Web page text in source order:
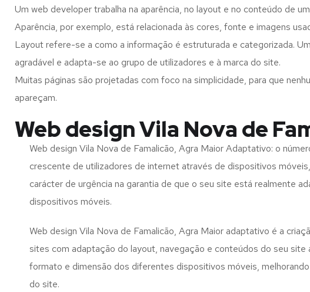
Um web developer trabalha na aparência, no layout e no conteúdo de
Aparência, por exemplo, está relacionada às cores, fonte e imagens
Layout refere-se a como a informação é estruturada e categorizada.
agradável e adapta-se ao grupo de utilizadores e à marca do site.
Muitas páginas são projetadas com foco na simplicidade, para que
apareçam.
Web design Vila Nova de
Web design Vila Nova de Famalicão, Agra Maior Adaptativo: o
crescente de utilizadores de internet através de dispositivos
carácter de urgência na garantia de que o seu site está realmente
dispositivos móveis.
Web design Vila Nova de Famalicão, Agra Maior adaptativo é a
sites com adaptação do layout, navegação e conteúdos do seu site
formato e dimensão dos diferentes dispositivos móveis,
do site.